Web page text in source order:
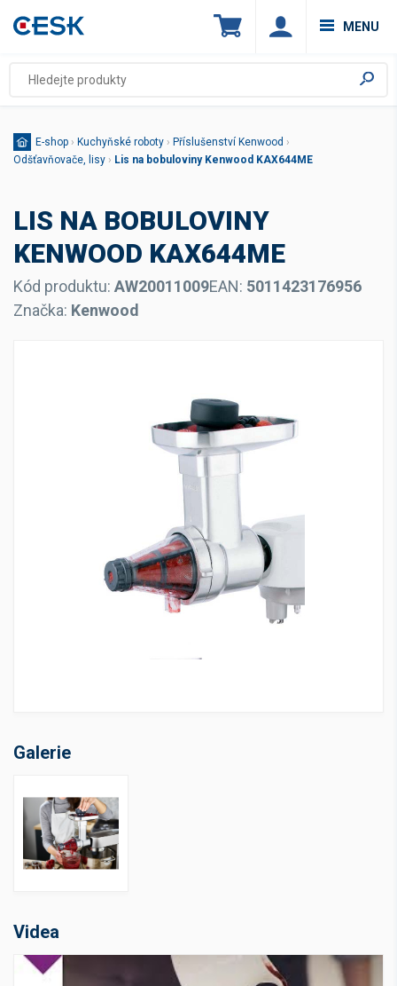
MENU
E-shop › Kuchyňské roboty › Příslušenství Kenwood ›
Odšťavňovače, lisy › Lis na bobuloviny Kenwood KAX644ME
LIS NA BOBULOVINY
KENWOOD KAX644ME
Kód produktu: AW20011009EAN: 5011423176956
Značka: Kenwood
Galerie
Videa